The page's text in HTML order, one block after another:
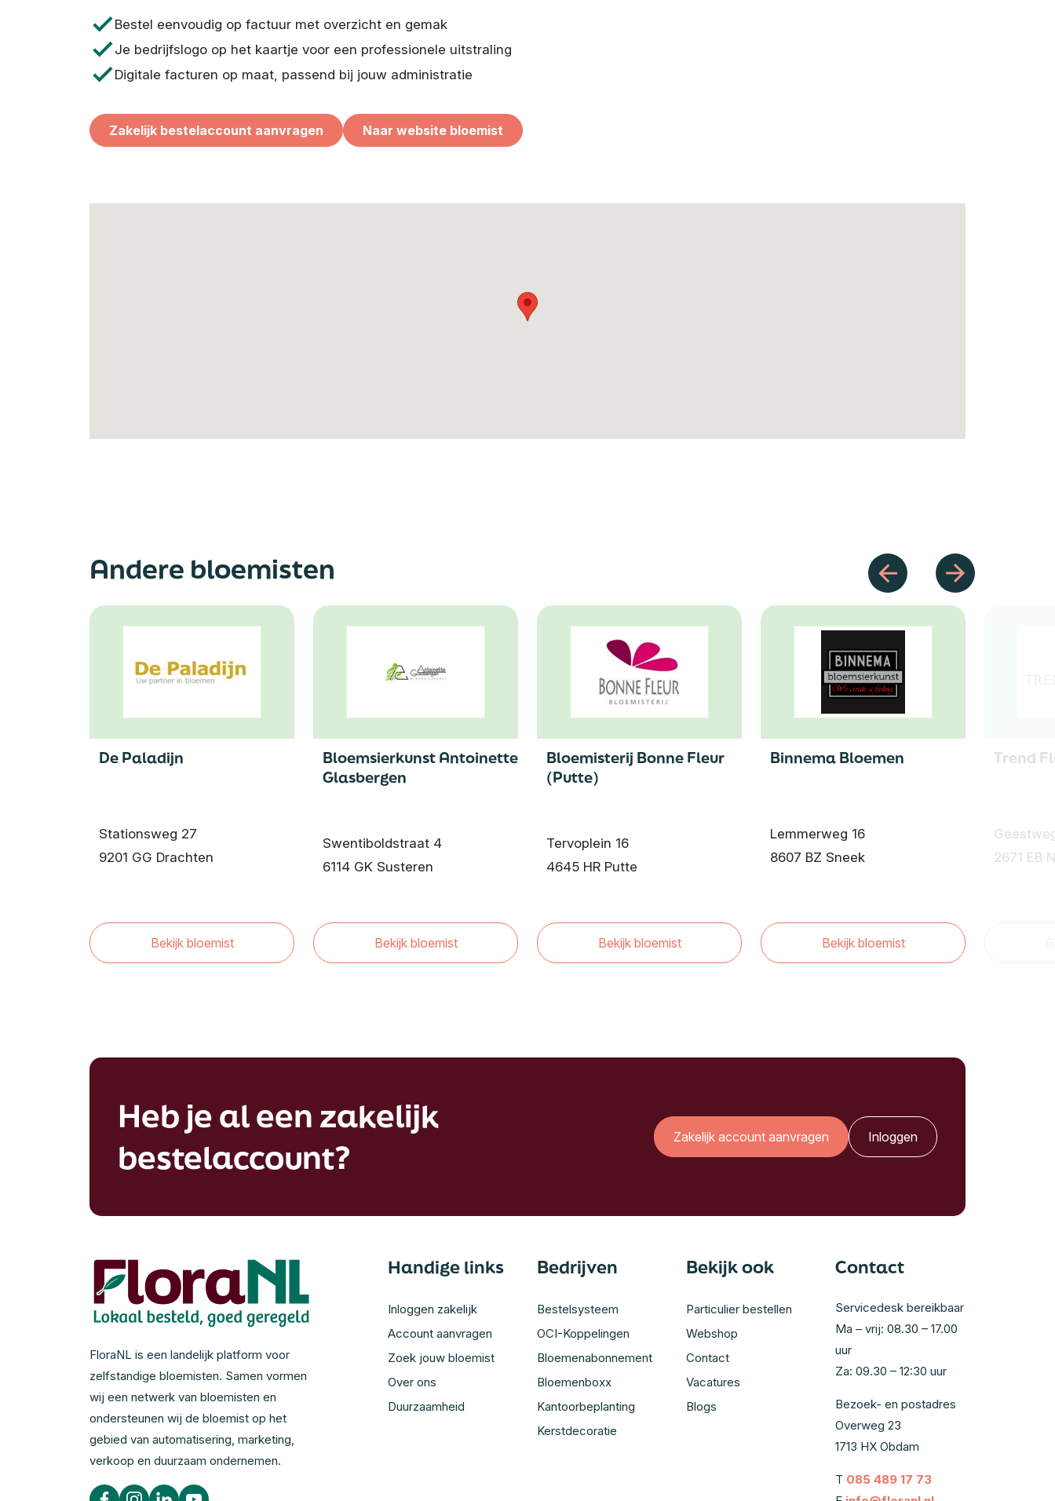
checkBestel eenvoudig op factuur met overzicht en gemak
checkJe bedrijfslogo op het kaartje voor een professionele uitstraling
checkDigitale facturen op maat, passend bij jouw administratie
Zakelijk bestelaccount aanvragen Naar website bloemist
Andere bloemisten
De Paladijn
Stationsweg 27
9201 GG Drachten
Bekijk bloemist
Bloemsierkunst Antoinette
Glasbergen
Swentiboldstraat 4
6114 GK Susteren
Bekijk bloemist
Bloemisterij Bonne Fleur
(Putte)
Tervoplein 16
4645 HR Putte
Bekijk bloemist
Binnema Bloemen
Lemmerweg 16
8607 BZ Sneek
Bekijk bloemist
Trend
2671 EB
Heb je al een zakelijk
bestelaccount?
Zakelijk account aanvragen Inloggen
FloraNL is een landelijk platform voor
zelfstandige bloemisten. Samen vormen
wij een netwerk van bloemisten en
ondersteunen wij de bloemist op het
gebied van automatisering, marketing,
verkoop en duurzaam ondernemen.
Handige links
Inloggen zakelijk
Account aanvragen
Zoek jouw bloemist
Over ons
Duurzaamheid
Bedrijven
Bestelsysteem
OCI-Koppelingen
Bloemenabonnement
Bloemenboxx
Kantoorbeplanting
Kerstdecoratie
Bekijk ook
Particulier bestellen
Webshop
Contact
Vacatures
Blogs
Contact
Servicedesk bereikbaar
Ma – vrij: 08.30 – 17.00
uur
Za: 09.30 – 12:30 uur
Bezoek- en postadres
Overweg 23
1713 HX Obdam
T 085 489 17 73